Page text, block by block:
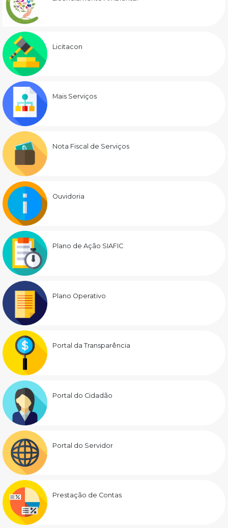
Licitacon
Mais Serviços
Nota Fiscal de Serviços
Ouvidoria
Plano de Ação SIAFIC
Plano Operativo
Portal da Transparência
Portal do Cidadão
Portal do Servidor
Prestação de Contas